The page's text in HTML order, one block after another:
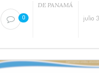
0
DE PANAMÁ
julio